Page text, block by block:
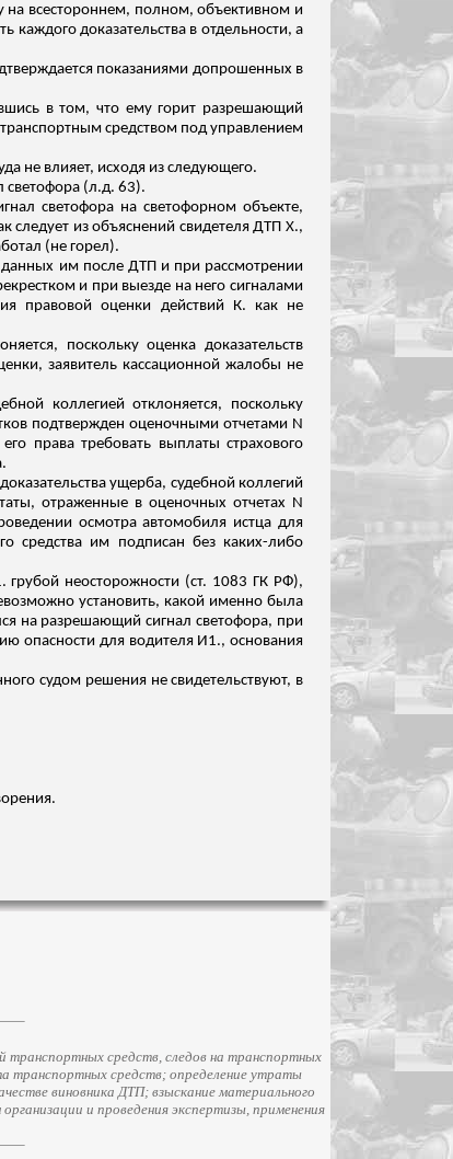
на всестороннем, полном, объективном и
каждого доказательства в отдельности, а
показаниями допрошенных в
в том, что ему горит разрешающий
средством под управлением
не влияет, исходя из следующего.
светофора (л.д. 63).
светофора на светофорном объекте,
следует из объяснений свидетеля ДТП Х.,
(не горел).
данных им после ДТП и при рассмотрении
и при выезде на него сигналами
правовой оценки действий К. как не
поскольку оценка доказательств
заявитель кассационной жалобы не
коллегией отклоняется, поскольку
подтвержден оценочными отчетами N
права требовать выплаты страхового
ущерба, судебной коллегий
отраженные в оценочных отчетах N
осмотра автомобиля истца для
средства им подписан без каких-либо
. грубой неосторожности (ст. 1083 ГК РФ),
установить, какой именно была
на разрешающий сигнал светофора, при
опасности для водителя И1., основания
судом решения не свидетельствуют, в
транспортных средств, следов на транспортных
транспортных средств; определение утраты
виновника ДТП; взыскание материального
и проведения экспертизы, применения